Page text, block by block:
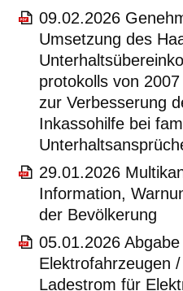
09.02.2026
Umsetzung des
protokolls von
zur Verbesserung
Inkassohilfe bei
29.01.2026
Information,
der Bevölkerung
05.01.2026
Elektrofahrzeugen
Ladestrom für